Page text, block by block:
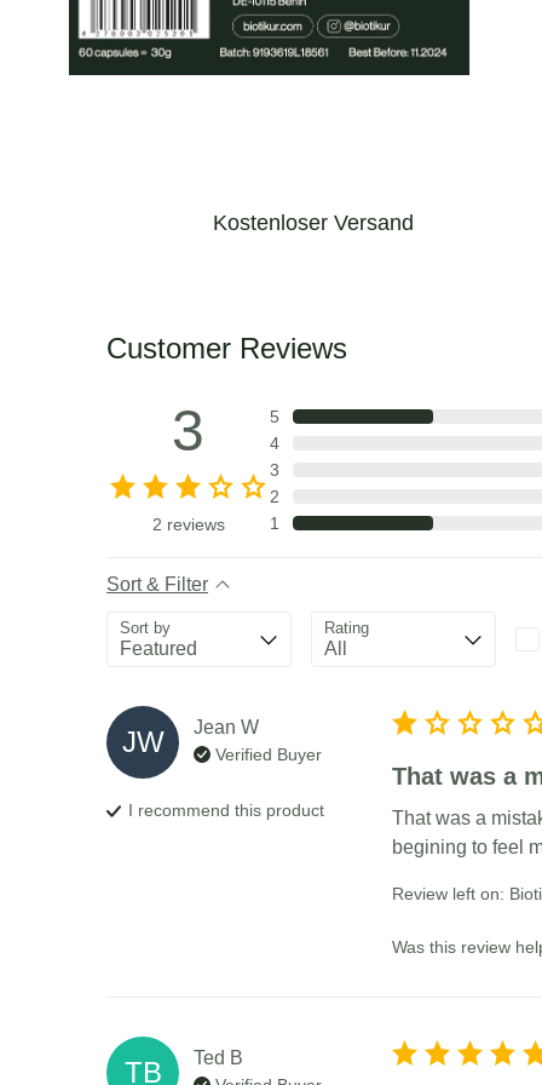
Kostenloser Versand
Customer Reviews
3
2 reviews
5
4
3
2
1
Sort & Filter
Sort by Rating
JW Jean W
Verified Buyer
I recommend this product
That was a
That was a
begining to feel
Review left on:
Was this review
TB Ted B